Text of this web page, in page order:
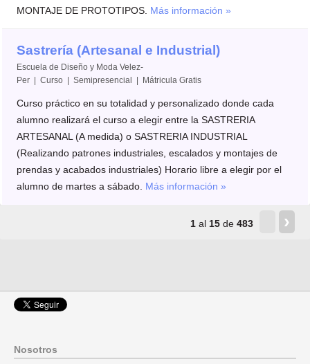
MONTAJE DE PROTOTIPOS. Más información »
Sastrería (Artesanal e Industrial)
Escuela de Diseño y Moda Velez-
Per | Curso | Semipresencial |
Mátricula Gratis
Curso práctico en su totalidad y personalizado donde cada
alumno realizará el curso a elegir entre la SASTRERIA
ARTESANAL (A medida) o SASTRERIA INDUSTRIAL
(Realizando patrones industriales, escalados y montajes de
prendas y acabados industriales) Horario libre a elegir por el
alumno de martes a sábado. Más información »
1 al15 de483 ›
Nosotros